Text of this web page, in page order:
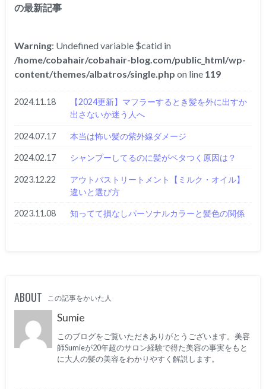
の最新記事
Warning: Undefined variable $catid in
/home/cobahair/cobahair-blog.com/public_html/wp-
content/themes/albatros/single.php on line 119
2024.11.18
【2024更新】マフラーするとき髪を外に出すか
出さないか迷う人へ
2024.07.17 本当は怖い髪の紫外線ダメージ
2024.02.17 シャンプーしてるのに髪がベタつく原因は？
2023.12.22
アウトバストリートメント【ミルク・オイル】
違いと選び方
2023.11.08 知ってて損なしパーソナルカラーと髪色の関係
ABOUT この記事をかいた人
Sumie
このブログをご覧いただきありがとうございます。美容
師Sumieが20年超のサロン経験で得た美容の事実をもと
に大人の髪の美容をわかりやすく解説します。